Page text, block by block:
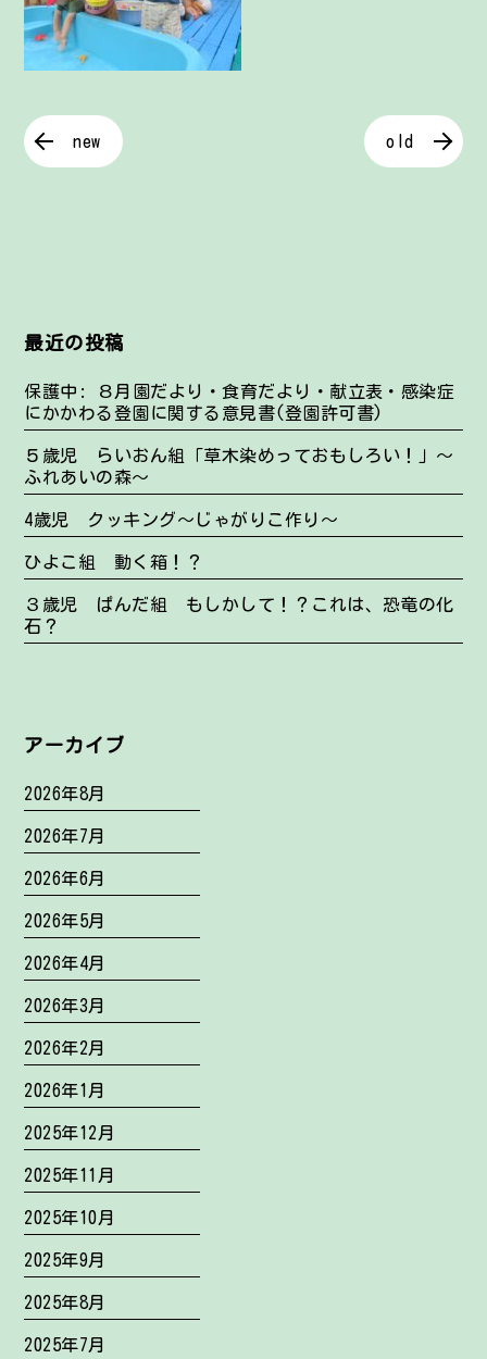
new old
最近の投稿
保護中: ８月園だより・食育だより・献立表・感染症
にかかわる登園に関する意見書(登園許可書)
５歳児 らいおん組「草木染めっておもしろい！」～
ふれあいの森～
4歳児 クッキング～じゃがりこ作り～
ひよこ組 動く箱！？
３歳児 ぱんだ組 もしかして！？これは、恐竜の化
石？
アーカイブ
2026年8月
2026年7月
2026年6月
2026年5月
2026年4月
2026年3月
2026年2月
2026年1月
2025年12月
2025年11月
2025年10月
2025年9月
2025年8月
2025年7月